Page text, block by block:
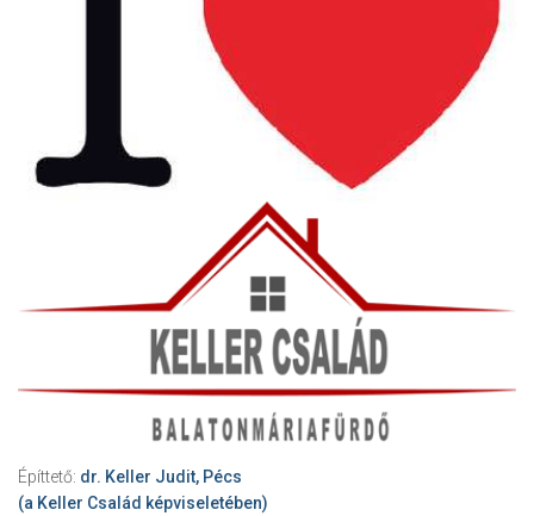
Építtető: dr. Keller Judit, Pécs
(a Keller Család képviseletében)